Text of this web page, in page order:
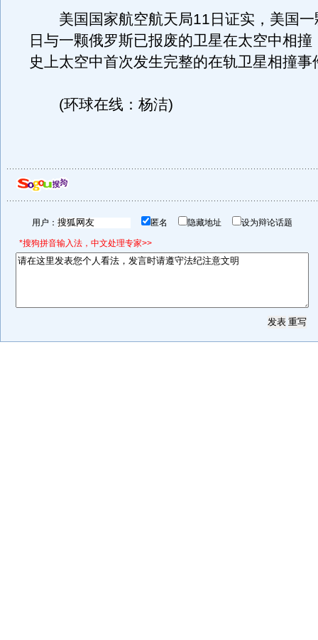
美国国家航空航天局11日证实，美国一
日与一颗俄罗斯已报废的卫星在太空中相撞
史上太空中首次发生完整的在轨卫星相撞事
(环球在线：杨洁)
用户： 匿名 隐藏地址 设为辩论话题
*搜狗拼音输入法，中文处理专家>>